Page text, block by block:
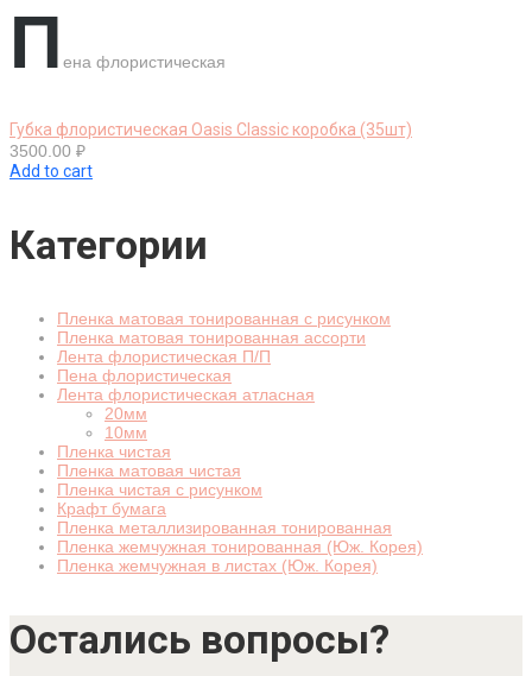
П ена флористическая
Губка флористическая Oasis Classic коробка (35шт)
3500.00 ₽
Add to cart
Категории
Пленка матовая тонированная с рисунком
Пленка матовая тонированная ассорти
Лента флористическая П/П
Пена флористическая
Лента флористическая атласная
20мм
10мм
Пленка чистая
Пленка матовая чистая
Пленка чистая с рисунком
Крафт бумага
Пленка металлизированная тонированная
Пленка жемчужная тонированная (Юж. Корея)
Пленка жемчужная в листах (Юж. Корея)
Остались вопросы?